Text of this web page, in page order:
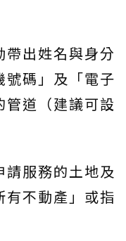
帶出姓名與身分
號碼」及「電子
管道（建議可設
請服務的土地及
有不動產」或指